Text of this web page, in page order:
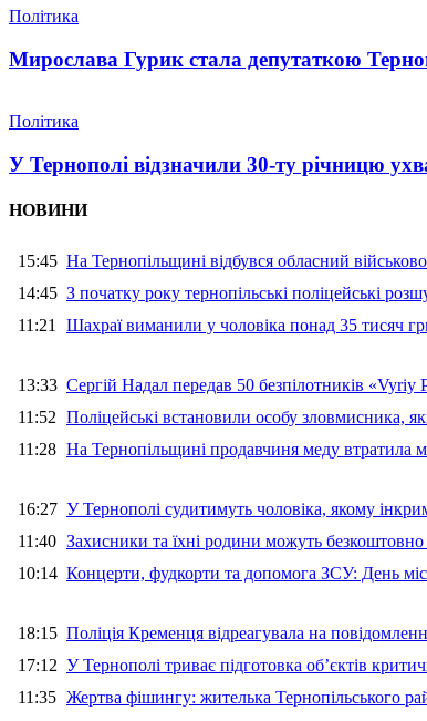
Політика
Мирослава Гурик стала депутаткою
Політика
У Тернополі відзначили 30-ту річницю
НОВИНИ
15:45 На Тернопільщині відбувся обласний
14:45 З початку року тернопільські поліцейські
11:21 Шахраї виманили у чоловіка понад 35 тисяч
13:33 Сергій Надал передав 50 безпілотників «Vyriy
11:52 Поліцейські встановили особу зловмисника,
11:28 На Тернопільщині продавчиня меду втратила
16:27 У Тернополі судитимуть чоловіка, якому
11:40 Захисники та їхні родини можуть
10:14 Концерти, фудкорти та допомога ЗСУ: День
18:15 Поліція Кременця відреагувала на
17:12 У Тернополі триває підготовка об’єктів
11:35 Жертва фішингу: жителька Тернопільського